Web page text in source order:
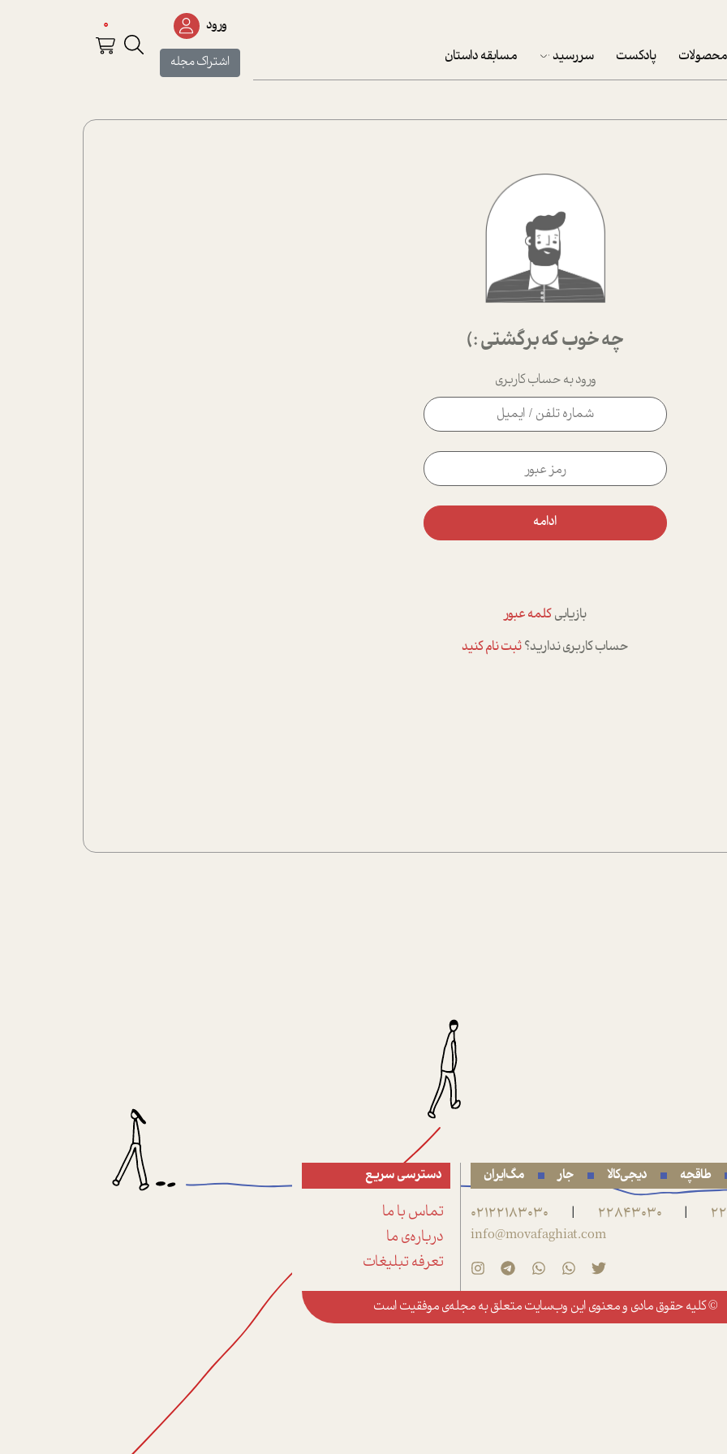
محصولات پادکست سررسید
پکيج نوروزي موفقيت
تقویم رومیزی
تقویم دیواری
مسابقه داستان
ورود
اشتراک مجله
0
چه خوب که برگشتی :)
ورود به حساب کاربری
ادامه
بازیابیکلمه عبور
حساب کاربری ندارید؟ثبت نام کنید
طاقچه دیجی‌کالا جار مگ‌ایران
|
22843030
|
02122183030
info@movafaghiat.com
دسترسی سریع
تماس با ما
درباره‌ی ما
تعرفه تبلیغات
© کلیه حقوق مادی و معنوی این وب‌سایت متعلق بهمجله‌ی موفقیتاست